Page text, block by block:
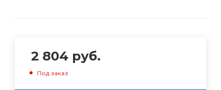
2 804 руб.
Под заказ